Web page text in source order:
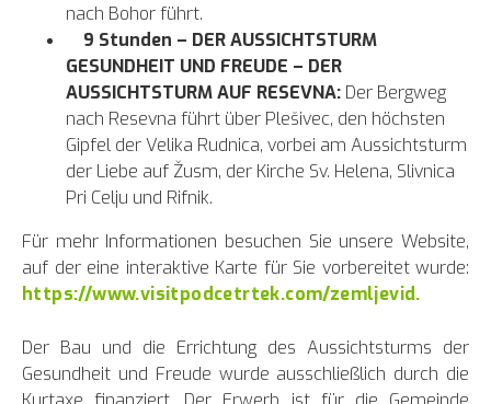
nach Bohor führt.
9 Stunden – DER AUSSICHTSTURM
GESUNDHEIT UND FREUDE – DER
AUSSICHTSTURM AUF RESEVNA: Der Bergweg
nach Resevna führt über Plešivec, den höchsten
Gipfel der Velika Rudnica, vorbei am Aussichtsturm
der Liebe auf Žusm, der Kirche Sv. Helena, Slivnica
Pri Celju und Rifnik.
Für mehr Informationen besuchen Sie unsere Website,
auf der eine interaktive Karte für Sie vorbereitet wurde:
https://www.visitpodcetrtek.com/zemljevid.
Der Bau und die Errichtung des Aussichtsturms der
Gesundheit und Freude wurde ausschließlich durch die